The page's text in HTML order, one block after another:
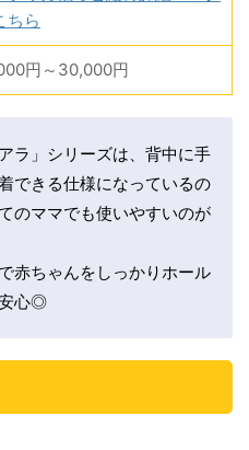
ちら
円～30,000円
ラ」シリーズは、背中に手
できる仕様になっているの
のママでも使いやすいのが
赤ちゃんをしっかりホール
安心◎